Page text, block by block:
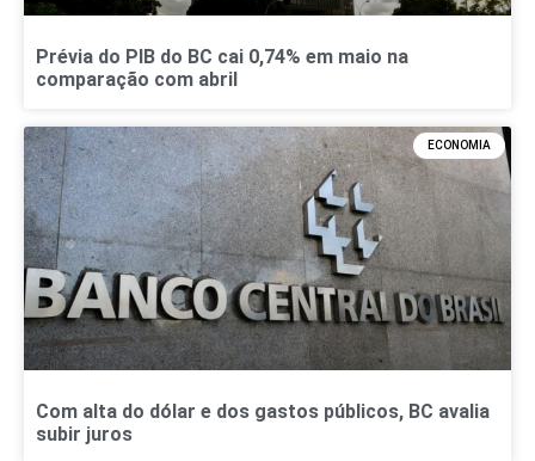
Prévia do PIB do BC cai 0,74% em maio na
comparação com abril
ECONOMIA
Com alta do dólar e dos gastos públicos, BC avalia
subir juros